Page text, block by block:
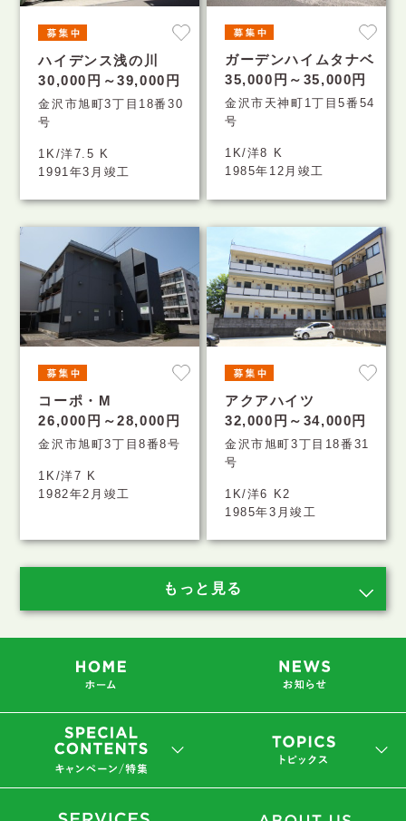
ハイデンス浅の川
30,000円～39,000円
金沢市旭町3丁目18番30
号
1K/洋7.5 K
1991年3月竣工
ガーデンハイムタナベ
35,000円～35,000円
金沢市天神町1丁目5番54
号
1K/洋8 K
1985年12月竣工
コーポ・M
26,000円～28,000円
金沢市旭町3丁目8番8号
1K/洋7 K
1982年2月竣工
アクアハイツ
32,000円～34,000円
金沢市旭町3丁目18番31
号
1K/洋6 K2
1985年3月竣工